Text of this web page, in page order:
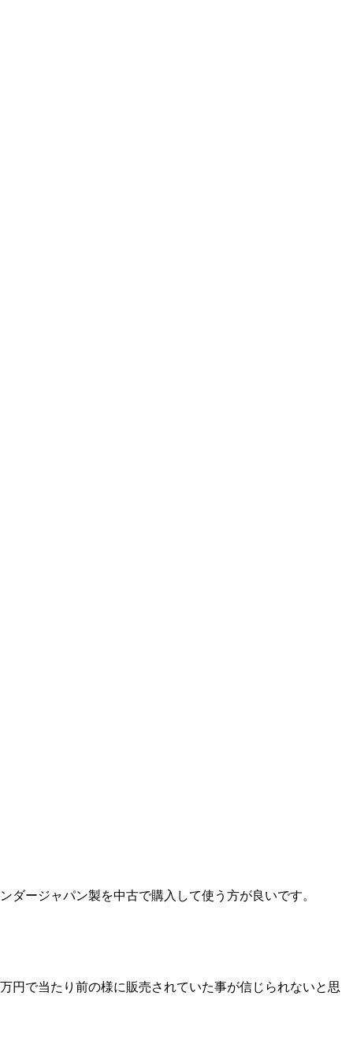
ージャパン製を中古で購入して使う方が良いです。
円で当たり前の様に販売されていた事が信じられないと思